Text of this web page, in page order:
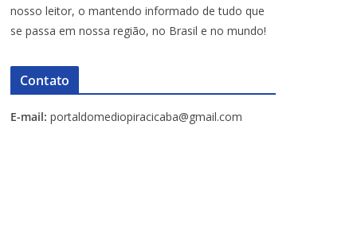
nosso leitor, o mantendo informado de tudo que
se passa em nossa região, no Brasil e no mundo!
Contato
E-mail: portaldomediopiracicaba@gmail.com